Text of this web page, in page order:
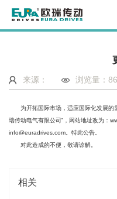
来源： 浏览量：
为开拓国际市场，适应国际化发展的
瑞传动电气有限公司”，网站地址改为：
info@euradrives.com 。特此公告。
对此造成的不便，敬请谅解。
相关